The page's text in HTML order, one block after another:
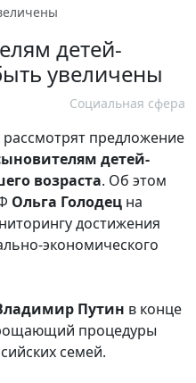
детей-
увеличены
Социальная сфера
предложение
детей-
возраста. Об этом
Ольга Голодец на
достижения
экономического
Путин в конце
процедуры
семей.